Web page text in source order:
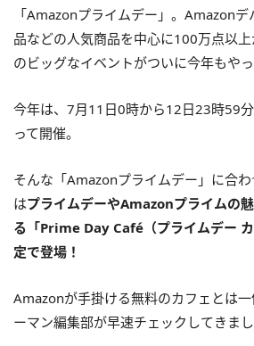
「Amazonプライムデー」。Amazon
品などの人気商品を中心に100万点以
のビッグなイベントがついに今年もやっ
今年は、7月11日0時から12日23時59
って開催。
そんな「Amazonプライムデー」に合わ
はプライムデーやAmazonプライムの
る「Prime Day Café（プライムデー
定で登場！
Amazonが手掛ける無料のカフェとは
ーマン編集部が早速チェックしてきまし